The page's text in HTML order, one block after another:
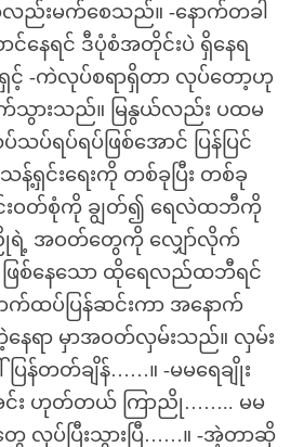
လည်းမက်စေသည်။ -နောက်တခါ
င်နေရင် ဒီပုံစံအတိုင်းပဲ ရှိနေရ
-ကဲလုပ်စရာရှိတာ လုပ်တော့ဟု
သွားသည်။ မြနွယ်လည်း ပထမ
ရပ်ရပ်ဖြစ်အောင် ပြန်ပြင်
န့်ရှင်းရေးကို တစ်ခုပြီး တစ်ခု
င်းဝတ်စုံကို ချွတ်၍ ရေလဲထဘီကို
ညိုရဲ့ အဝတ်တွေကို လျှော်လိုက်
ြစ်နေသော ထိုရေလည်ထဘီရင်
က်ထပ်ပြန်ဆင်းကာ အနောက်
ရာ မှာအဝတ်လှမ်းသည်။ လှမ်း
ါ်ပြန်တတ်ချိန်……။ -မမရေချိုး
င်း ဟုတ်တယ် ကြာညို…….. မမ
ေ လုပ်ပြီးသွားပြီ……။ -အဲ့တာဆို